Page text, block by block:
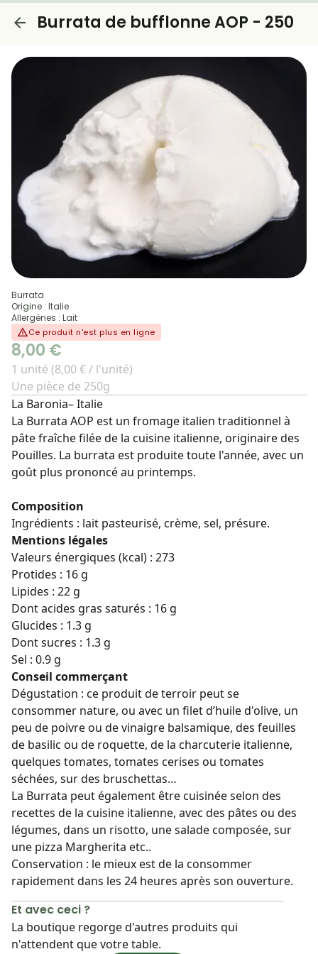
Burrata de bufflonne AOP - 250
Burrata
Origine : Italie
Allergènes : Lait
Ce produit n'est plus en ligne
8,00 €
1 unité (8,00 € / l'unité)
Une pièce de 250g
La Baronia– Italie
La Burrata AOP est un fromage italien traditionnel à
pâte fraîche filée de la cuisine italienne, originaire des
Pouilles. La burrata est produite toute l'année, avec un
goût plus prononcé au printemps.
Composition
Ingrédients : lait pasteurisé, crème, sel, présure.
Mentions légales
Valeurs énergiques (kcal) : 273
Protides : 16 g
Lipides : 22 g
Dont acides gras saturés : 16 g
Glucides : 1.3 g
Dont sucres : 1.3 g
Sel : 0.9 g
Conseil commerçant
Dégustation : ce produit de terroir peut se
consommer nature, ou avec un filet d’huile d'olive, un
peu de poivre ou de vinaigre balsamique, des feuilles
de basilic ou de roquette, de la charcuterie italienne,
quelques tomates, tomates cerises ou tomates
séchées, sur des bruschettas…
La Burrata peut également être cuisinée selon des
recettes de la cuisine italienne, avec des pâtes ou des
légumes, dans un risotto, une salade composée, sur
une pizza Margherita etc..
Conservation : le mieux est de la consommer
rapidement dans les 24 heures après son ouverture.
Et avec ceci ?
La boutique regorge d'autres produits qui
n'attendent que votre table.